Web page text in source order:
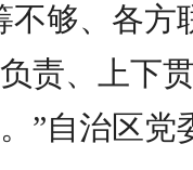
不够、各方
责、上下
”自治区党